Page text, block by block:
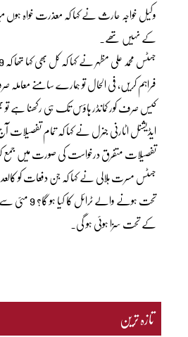
وکیل خواجہ حارث نے کہا کہ معذرت خواہ ہوں
کے نہیں تھے۔
فراہم کریں، فی الحال تو ہمارے سامنے معاملہ
کیس صرف کور کمانڈر ہاؤس تک ہی رکھنا ہے تو
ایڈیشنل اٹارنی جنرل نے کہا کہ تمام
تفصیلات متفرق درخواست کی صورت میں جمع
جسٹس مسرت ہلالی نے کہا کہ جن دفعات کو
تحت ہونے
کے تحت سزا ہوئی ہو گی۔
تازہ ترین